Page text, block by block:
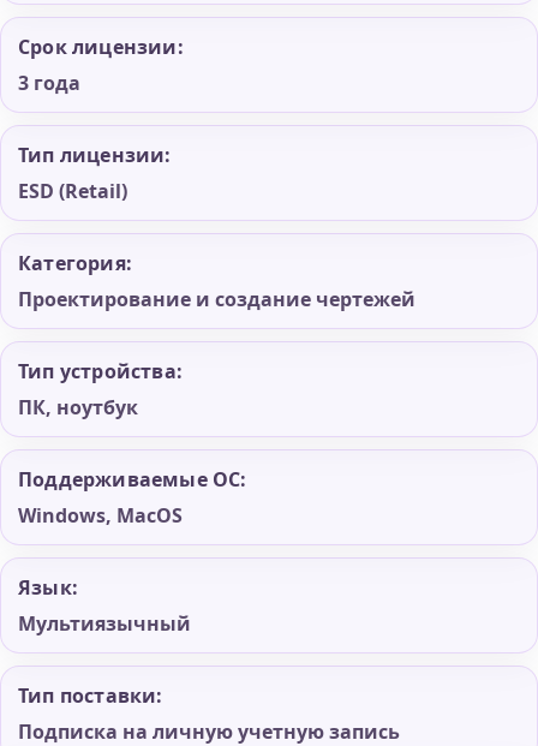
Срок лицензии:
3 года
Тип лицензии:
ESD (Retail)
Категория:
Проектирование и создание чертежей
Тип устройства:
ПК, ноутбук
Поддерживаемые ОС:
Windows, MacOS
Язык:
Мультиязычный
Тип поставки:
Подписка на личную учетную запись